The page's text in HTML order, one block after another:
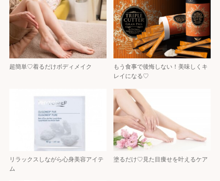
超簡単♡着るだけボディメイク
もう食事で後悔しない！美味しくキ
レイになる♡
リラックスしながら心身美容アイテ
ム
塗るだけ♡見た目痩せを叶えるケア